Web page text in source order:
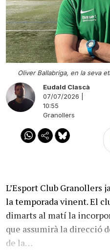
Oliver Ballabriga, en la seva
Eudald Clascà
07/07/2026 |
10:55
Granollers
L’Esport Club Granollers
la temporada vinent. El
dimarts al matí la
que assumirà la direcció
de la…